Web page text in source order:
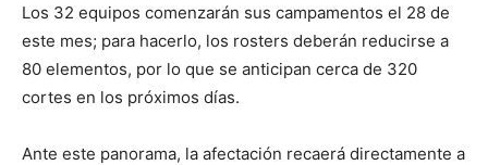
Los 32 equipos comenzarán sus campamentos el 28 de
este mes; para hacerlo, los rosters deberán reducirse a
80 elementos, por lo que se anticipan cerca de 320
cortes en los próximos días.
Ante este panorama, la afectación recaerá directamente a